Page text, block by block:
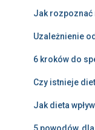
Jak rozpoznać
Uzależnienie
6 kroków do
Czy istnieje
Jak dieta